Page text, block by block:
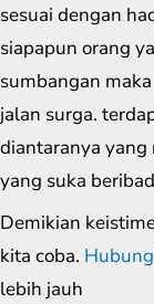
sesuai dengan
siapapun orang
sumbangan
jalan surga.
diantaranya yang
yang suka
Demikian
kita coba.
lebih jauh